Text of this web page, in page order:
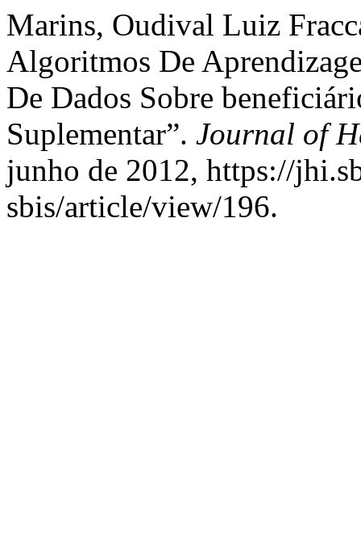
Marins, Oudival Luiz
Algoritmos De
De Dados Sobre
Suplementar”. Journal of
junho de 2012, https://
sbis/article/view/196.